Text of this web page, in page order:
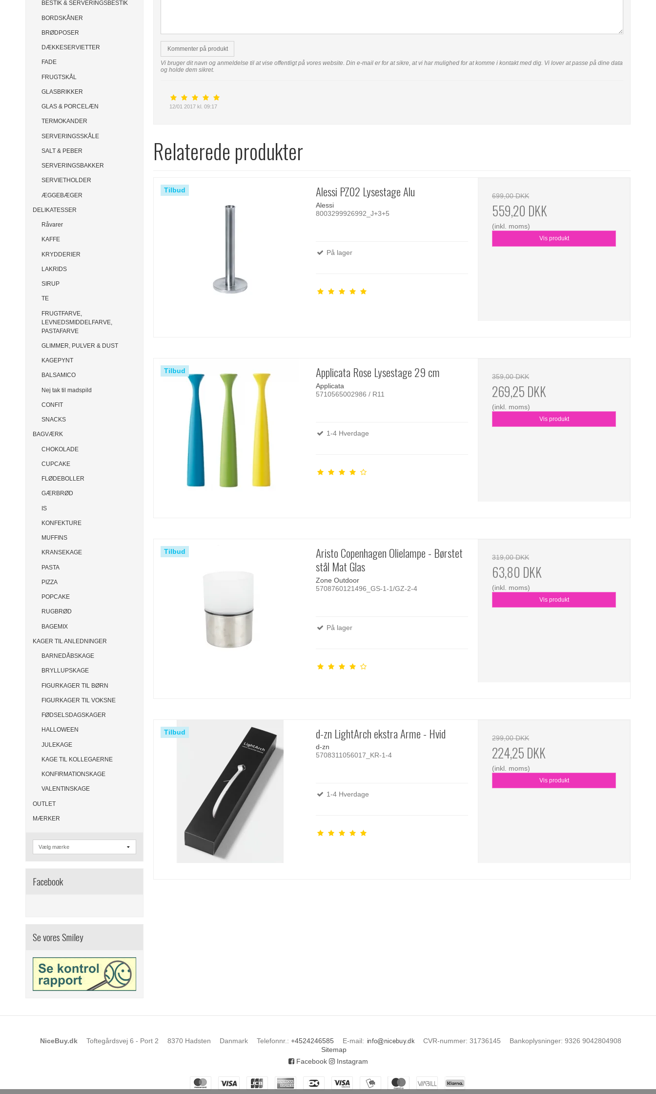
BESTIK & SERVERINGSBESTIK
BORDSKÅNER
BRØDPOSER
DÆKKESERVIETTER
FADE
FRUGTSKÅL
GLASBRIKKER
GLAS & PORCELÆN
TERMOKANDER
SERVERINGSSKÅLE
SALT & PEBER
SERVERINGSBAKKER
SERVIETHOLDER
ÆGGEBÆGER
DELIKATESSER
Råvarer
KAFFE
KRYDDERIER
LAKRIDS
SIRUP
TE
FRUGTFARVE,
LEVNEDSMIDDELFARVE,
PASTAFARVE
GLIMMER, PULVER & DUST
KAGEPYNT
BALSAMICO
Nej tak til madspild
CONFIT
SNACKS
BAGVÆRK
CHOKOLADE
CUPCAKE
FLØDEBOLLER
GÆRBRØD
IS
KONFEKTURE
MUFFINS
KRANSEKAGE
PASTA
PIZZA
POPCAKE
RUGBRØD
BAGEMIX
KAGER TIL ANLEDNINGER
BARNEDÅBSKAGE
BRYLLUPSKAGE
FIGURKAGER TIL BØRN
FIGURKAGER TIL VOKSNE
FØDSELSDAGSKAGER
HALLOWEEN
JULEKAGE
KAGE TIL KOLLEGAERNE
KONFIRMATIONSKAGE
VALENTINSKAGE
OUTLET
MÆRKER
Facebook
Se vores Smiley
Kommenter på produkt
Vi bruger dit navn og anmeldelse til at vise offentligt på vores website. Din e-mail er for at sikre, at vi har mulighed for at komme i kontakt med dig. Vi lover at passe på dine data
og holde dem sikret.
12/01 2017 kl. 09:17
Relaterede produkter
Tilbud Alessi PZ02 Lysestage Alu
Alessi
8003299926992_J+3+5
På lager
699,00 DKK
559,20 DKK
(inkl. moms)
Vis produkt
Tilbud Applicata Rose Lysestage 29 cm
Applicata
5710565002986 / R11
1-4 Hverdage
359,00 DKK
269,25 DKK
(inkl. moms)
Vis produkt
Tilbud
Aristo Copenhagen Olielampe - Børstet
stål Mat Glas
Zone Outdoor
5708760121496_GS-1-1/GZ-2-4
På lager
319,00 DKK
63,80 DKK
(inkl. moms)
Vis produkt
Tilbud d-zn LightArch ekstra Arme - Hvid
d-zn
5708311056017_KR-1-4
1-4 Hverdage
299,00 DKK
224,25 DKK
(inkl. moms)
Vis produkt
NiceBuy.dk Toftegårdsvej 6 - Port 2 8370 Hadsten Danmark Telefonnr. : +4524246585 E-mail: CVR-nummer: 31736145 Bankoplysninger: 9326 9042804908
Sitemap
Facebook
Instagram